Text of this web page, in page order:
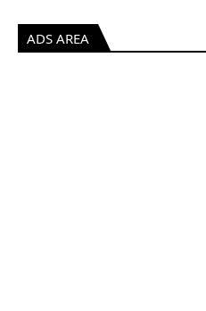
ADS AREA